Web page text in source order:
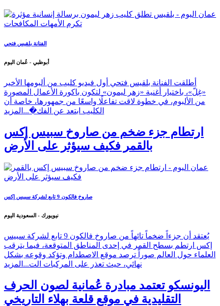
الفنانة بلقيس فتحي
أبوظبي - عُمان اليوم
أطلقت الفنانة بلقيس فتحي أول فيديو كليب من ألبومها الأخير
«غِلّ»، باختيار أغنية «زهر ليمون» لتكون باكورة الأعمال المصورة
من الألبوم، في خطوة لاقت تفاعلًا واسعًا من جمهورها، خاصة أن
الكليب ابتعد عن الفك�... المزيد
ارتطام جزء ضخم من صاروخ سبيس إكس
بالقمر فكيف سيؤثر على الأرض
صاروخ فالكون 9 تابع لشركة سبيس إكس
نيويورك - السعودية اليوم
يُعتقد أن جزءاً ضخماً تائهاً من صاروخ فالكون 9 تابع لشركة سبيس
إكس ارتطم بسطح القمر في إحدى المناطق المتوقعة، فيما يترقب
العلماء حول العالم صوراً ترصد موقع الاصطدام وتؤكد وقوعه بشكل
نهائي، حيث تعذر على المركبات الت... المزيد
اليونسكو تعتمد مبادرة عُمانية لصون الحرف
التقليدية في موقع قلعة بهلاء التاريخي